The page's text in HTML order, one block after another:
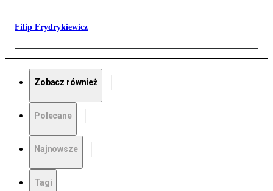
Filip Frydrykiewicz
Zobacz również
Polecane
Najnowsze
Tagi